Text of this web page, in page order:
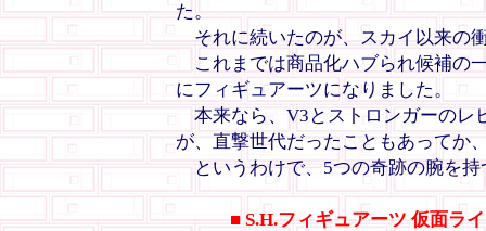
た。
それに続いたのが、スカイ以来の
これまでは商品化ハブられ候補の
にフィギュアーツになりました。
本来なら、V3とストロンガーのレ
が、直撃世代だったこともあってか
というわけで、5つの奇跡の腕を持
■ S.H.フィギュアーツ 仮面ラ